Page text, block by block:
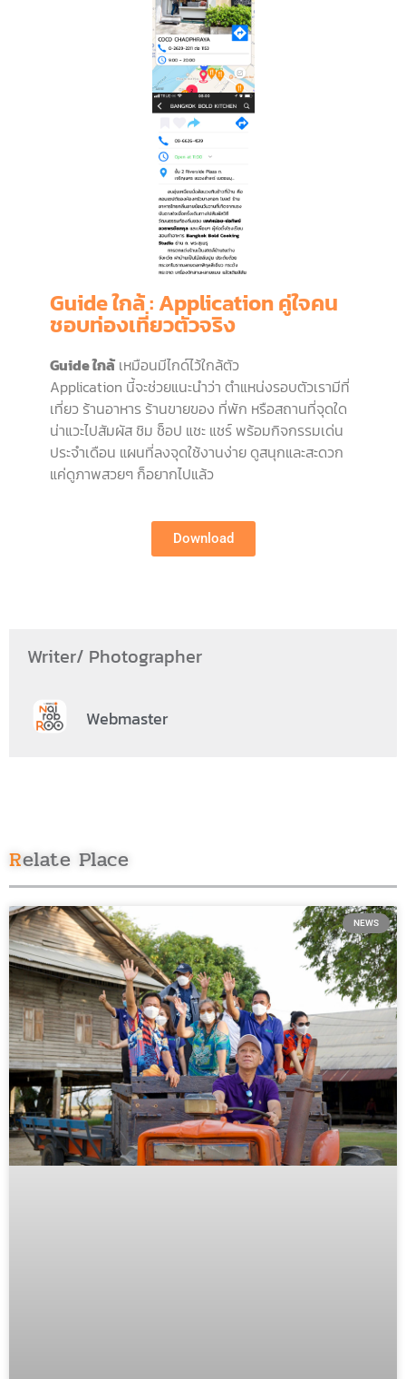
Guide ใกล้ : Application คู่ใจคน
ชอบท่องเที่ยวตัวจริง
Guide ใกล้ เหมือนมีไกด์ไว้ใกล้ตัว
Application นี้จะช่วยแนะนำว่า ตำแหน่งรอบตัวเรามีที่
เที่ยว ร้านอาหาร ร้านขายของ ที่พัก หรือสถานที่จุดใด
น่าแวะไปสัมผัส ชิม ช็อป แชะ แชร์ พร้อมกิจกรรมเด่น
ประจำเดือน แผนที่ลงจุดใช้งานง่าย ดูสนุกและสะดวก
แค่ดูภาพสวยๆ ก็อยากไปแล้ว
Download
Writer/ Photographer
Webmaster
Relate Place
NEWS